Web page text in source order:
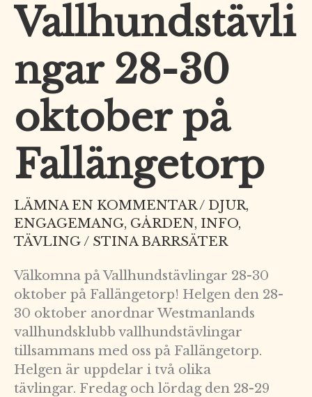
Vallhundstävli
ngar 28-30
oktober på
Fallängetorp
LÄMNA EN KOMMENTAR/ DJUR,
ENGAGEMANG, GÅRDEN, INFO,
TÄVLING/ STINA BARRSÄTER
Välkomna på Vallhundstävlingar 28-30
oktober på Fallängetorp! Helgen den 28-
30 oktober anordnar Westmanlands
vallhundsklubb vallhundstävlingar
tillsammans med oss på Fallängetorp.
Helgen är uppdelar i två olika
tävlingar. Fredag och lördag den 28-29